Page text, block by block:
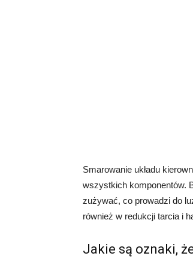
Smarowanie układu
wszystkich komponentów.
zużywać, co prowadzi do
również w redukcji tarcia i
Jakie są oznaki,